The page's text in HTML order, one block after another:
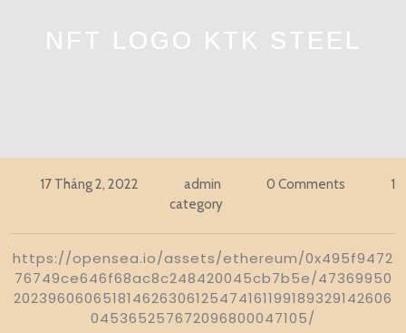
NFT LOGO KTK STEEL
17 Tháng 2, 2022 admin 0 Comments
1
category
https://opensea.io/assets/ethereum/0x495f9472
76749ce646f68ac8c248420045cb7b5e/47369950
202396060651814626306125474161199189329142606
045365257672096800047105/